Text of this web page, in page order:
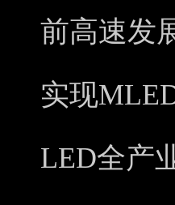
前高速发
实现
LED全产